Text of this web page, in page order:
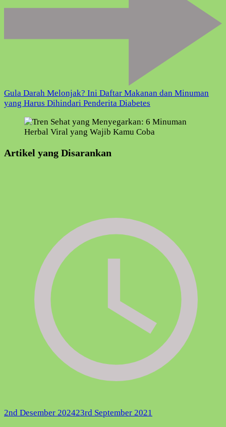
Gula Darah Melonjak? Ini Daftar Makanan dan Minuman
yang Harus Dihindari Penderita Diabetes
Artikel yang Disarankan
2nd Desember 202423rd September 2021